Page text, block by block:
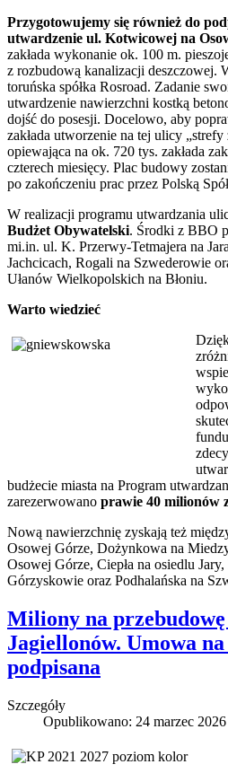
Przygotowujemy się również do
utwardzenie ul. Kotwicowej na
zakłada wykonanie ok. 100 m.
z rozbudową kanalizacji deszczowej.
toruńska spółka Rosroad. Zadanie
utwardzenie nawierzchni kostką
dojść do posesji. Docelowo, aby
zakłada utworzenie na tej ulicy
opiewająca na ok. 720 tys. zakłada
czterech miesięcy. Plac budowy
po zakończeniu prac przez Polską
W realizacji programu utwardzania
Budżet Obywatelski. Środki z BBO
mi.in. ul. K. Przerwy-Tetmajera na
Jachcicach, Rogali na Szwederowie
Ułanów Wielkopolskich na Błoniu.
Warto wiedzieć
budżecie miasta na Program
zarezerwowano prawie 40 milionów
Nową nawierzchnię zyskają też
Osowej Górze, Dożynkowa na
Osowej Górze, Ciepła na osiedlu
Górzyskowie oraz Podhalańska na
Miliony na przebudowę
Jagiellonów. Umowa
podpisana
Szczegóły
Opublikowano: 24 marzec 2026